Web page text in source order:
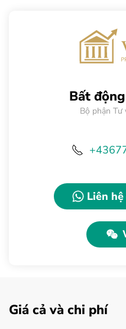
Bất
Bộ phận Tư
Liên
Giá cả và chi phí